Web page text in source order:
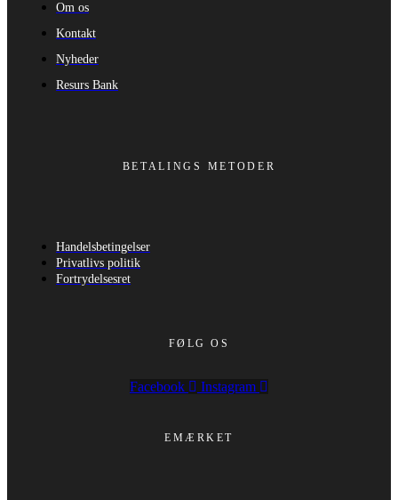
Om os
Kontakt
Nyheder
Resurs Bank
BETALINGS METODER
Handelsbetingelser
Privatlivs politik
Fortrydelsesret
FØLG OS
Facebook Instagram
EMÆRKET